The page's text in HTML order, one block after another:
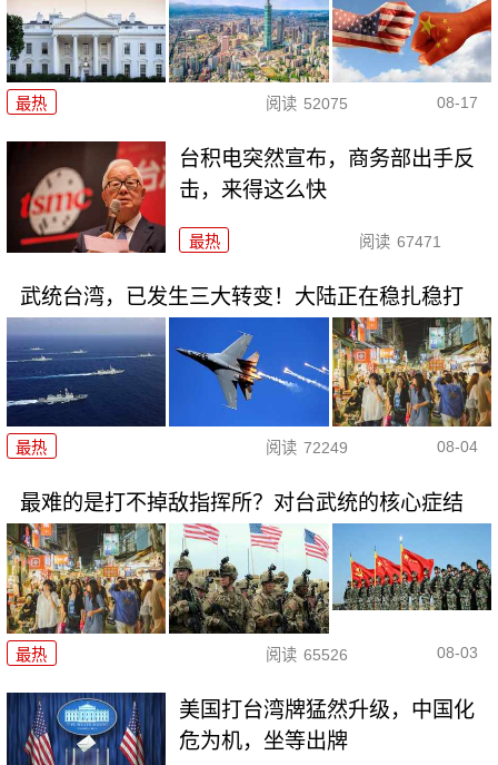
最热 阅读 52075 08-17
台积电突然宣布，商务部出手反
击，来得这么快
最热 阅读 67471
武统台湾，已发生三大转变！大陆正在稳扎稳打
最热 阅读 72249 08-04
最难的是打不掉敌指挥所？对台武统的核心症结
最热 阅读 65526 08-03
美国打台湾牌猛然升级，中国化
危为机，坐等出牌